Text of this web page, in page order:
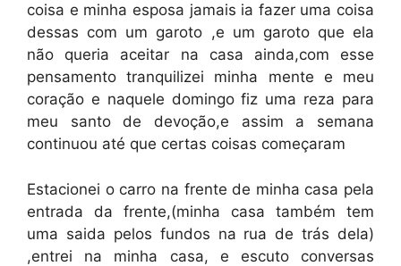
coisa e minha esposa jamais ia fazer uma coisa
dessas com um garoto ,e um garoto que ela
não queria aceitar na casa ainda,com esse
pensamento tranquilizei minha mente e meu
coração e naquele domingo fiz uma reza para
meu santo de devoção,e assim a semana
continuou até que certas coisas começaram
Estacionei o carro na frente de minha casa pela
entrada da frente,(minha casa também tem
uma saida pelos fundos na rua de trás dela)
,entrei na minha casa, e escuto conversas